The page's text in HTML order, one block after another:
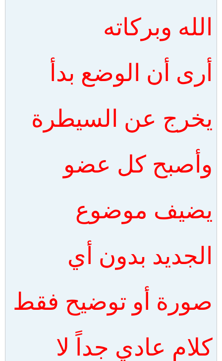
الله وبركاته
أرى أن الوضع بدأ
يخرج عن السيطرة
وأصبح كل عضو
يضيف موضوع
الجديد بدون أي
صورة أو توضيح فقط
كلام عادي جداً لا